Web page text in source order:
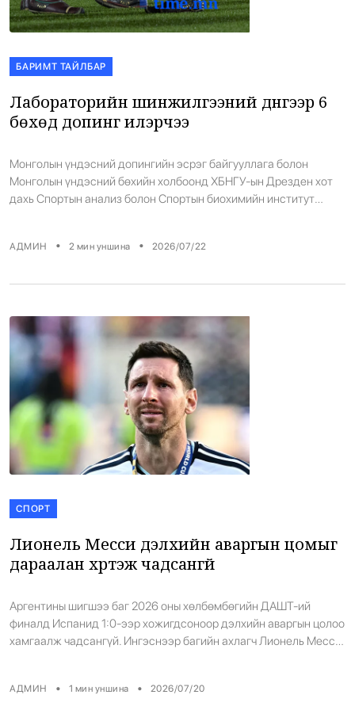
БАРИМТ ТАЙЛБАР
Лабораторийн шинжилгээний дүнгээр 6
бөхөд допинг илэрчээ
Монголын үндэсний допингийн эсрэг байгууллага болон
Монголын үндэсний бөхийн холбоонд ХБНГУ-ын Дрезден хот
дахь Спортын анализ болон Спортын биохимийн институт
шинжилгээний лабораторийн хариуг ирүүллээ. Лабораторийн
хориотой бодис илэрсэн байна. Үүнд: Монгол […]
АДМИН • 2 мин уншина • 2026/07/22
СПОРТ
Лионель Месси дэлхийн аваргын цомыг
дараалан хүртэж чадсангүй
Аргентины шигшээ баг 2026 оны хөлбөмбөгийн ДАШТ-ий
финалд Испанид 1:0-ээр хожигдсоноор дэлхийн аваргын цолоо
хамгаалж чадсангүй. Ингэснээр багийн ахлагч Лионель Месси
дэлхийн аварга, мөн 2021, 2024 оны Копа Америкагийн аварга
АДМИН • 1 мин уншина • 2026/07/20